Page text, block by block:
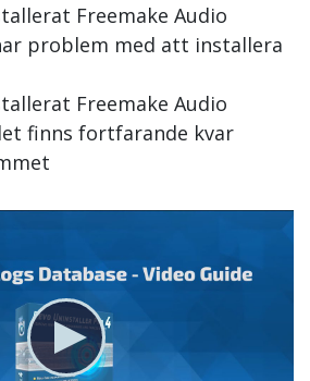
Freemake Audio
problem med att installera
Freemake Audio
finns fortfarande kvar